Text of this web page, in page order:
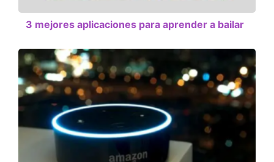
3 mejores aplicaciones para aprender a bailar